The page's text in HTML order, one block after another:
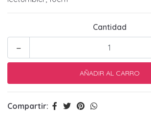
Cantidad
-
Compartir: